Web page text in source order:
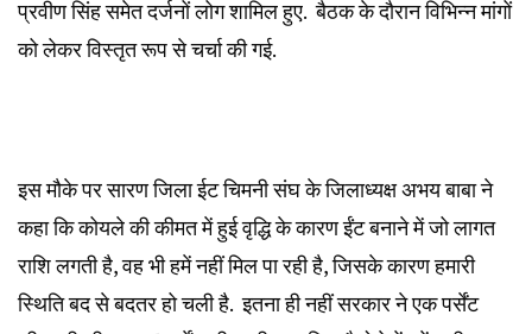
प्रवीण सिंह समेत दर्जनों लोग शामिल हुए. बैठक के दौरान विभिन्न मांगों
को लेकर विस्तृत रूप से चर्चा की गई.
इस मौके पर सारण जिला ईट चिमनी संघ के जिलाध्यक्ष अभय बाबा ने
कहा कि कोयले की कीमत में हुई वृद्धि के कारण ईंट बनाने में जो लागत
राशि लगती है, वह भी हमें नहीं मिल पा रही है, जिसके कारण हमारी
स्थिति बद से बदतर हो चली है. इतना ही नहीं सरकार ने एक पर्सेंट